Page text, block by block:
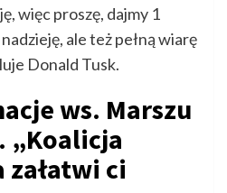
więc proszę, dajmy 1
ale też pełną wiarę
Donald Tusk.
ws. Marszu
„Koalicja
ci